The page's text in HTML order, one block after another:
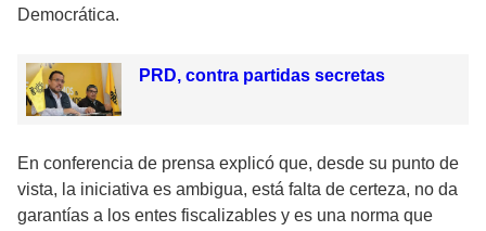
Democrática.
PRD, contra partidas secretas
En conferencia de prensa explicó que, desde su punto de
vista, la iniciativa es ambigua, está falta de certeza, no da
garantías a los entes fiscalizables y es una norma que